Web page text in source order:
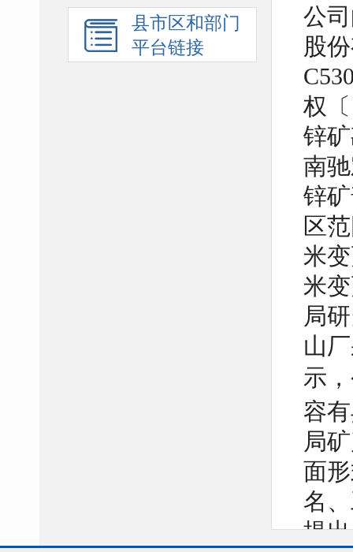
县市区和部门
平台链接
公
股
权
锌
南
锌
区
米
米
局
山
示
容
局
面
名
提